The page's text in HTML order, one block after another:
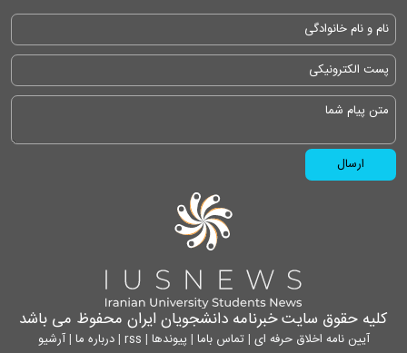
کلیه حقوق سایت خبرنامه دانشجویان ایران محفوظ می باشد
آیین نامه اخلاق حرفه ای | تماس باما | پیوندها |
rss
|درباره ما |آرشیو